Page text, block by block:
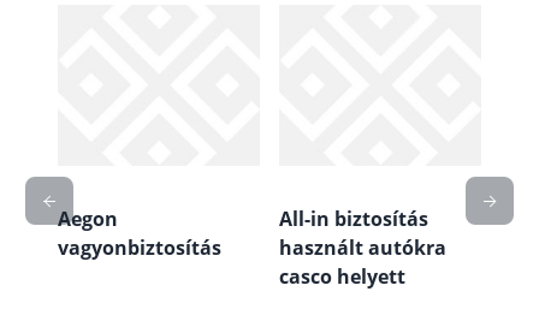
Aegon
vagyonbiztosítás
All-in biztosítás
használt autókra
casco helyett